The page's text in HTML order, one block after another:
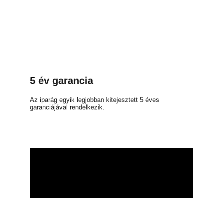
5 év garancia
Az iparág egyik legjobban kitejesztett 5 éves
garanciájával rendelkezik.